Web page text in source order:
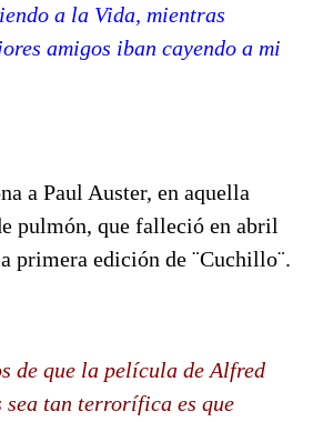
a la Vida, mientras
amigos iban cayendo a mi
a Paul Auster, en aquella
pulmón, que falleció en abril
primera edición de ¨Cuchillo¨.
de que la película de Alfred
tan terrorífica es que